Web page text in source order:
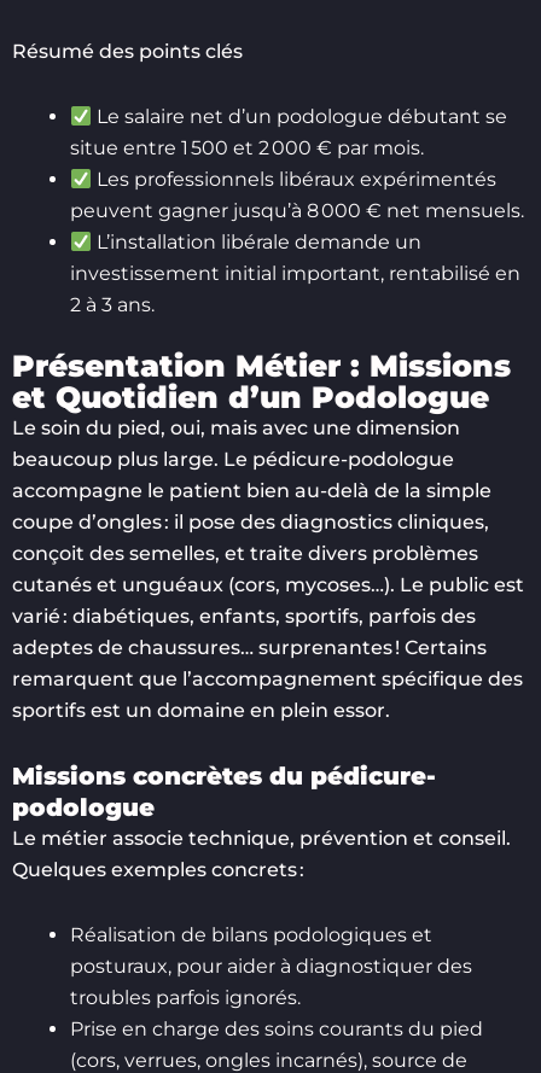
Résumé des points clés
Le salaire net d’un podologue débutant se
situe entre 1 500 et 2 000 € par mois.
Les professionnels libéraux expérimentés
peuvent gagner jusqu’à 8 000 € net mensuels.
L’installation libérale demande un
investissement initial important, rentabilisé en
2 à 3 ans.
Présentation Métier : Missions
et Quotidien d’un Podologue
Le soin du pied, oui, mais avec une dimension
beaucoup plus large. Le pédicure-podologue
accompagne le patient bien au-delà de la simple
coupe d’ongles : il pose des diagnostics cliniques,
conçoit des semelles, et traite divers problèmes
cutanés et unguéaux (cors, mycoses…). Le public est
varié : diabétiques, enfants, sportifs, parfois des
adeptes de chaussures… surprenantes ! Certains
remarquent que l’accompagnement spécifique des
sportifs est un domaine en plein essor.
Missions concrètes du pédicure-
podologue
Le métier associe technique, prévention et conseil.
Quelques exemples concrets :
Réalisation de bilans podologiques et
posturaux, pour aider à diagnostiquer des
troubles parfois ignorés.
Prise en charge des soins courants du pied
(cors, verrues, ongles incarnés), source de